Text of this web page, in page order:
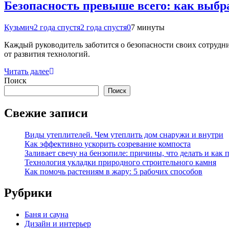
Безопасность превыше всего: как
Кузьмич2 года спустя2 года спустя07 минуты
Каждый руководитель заботится о безопасности своих
от развития технологий.
Читать далее
Поиск
Поиск
Свежие записи
Виды утеплителей. Чем утеплить дом снаружи и внутри
Как эффективно ускорить созревание компоста
Заливает свечу на бензопиле: причины, что делать и как
Технология укладки природного строительного камня
Как помочь растениям в жару: 5 рабочих способов
Рубрики
Баня и сауна
Дизайн и интерьер